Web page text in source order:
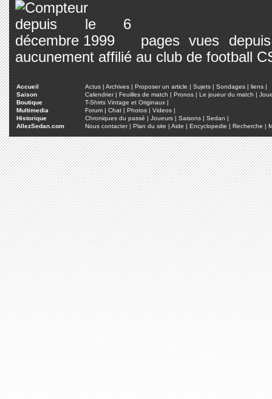
pages vues
aucunement affilié au club de football
Accueil Actus | Archives | Proposer un article | Sujets | Sondages | liens |
Saison
Calendrier| Feuilles de match | Pronos | Le joueur du match |
Boutique
T-Shirts Vintage et Originaux |
Multimedia
Forum | Chat | Photos | Videos |
Historique
Chroniques du passé | Joueurs | Saisons | Sedan |
AllezSedan.com
Nous contacter| Plan du site | Aide | Encyclopedie | Recherche |